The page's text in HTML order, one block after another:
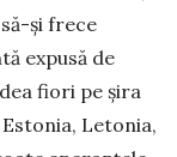
și frece
expusă de
fiori pe șira
Letonia,